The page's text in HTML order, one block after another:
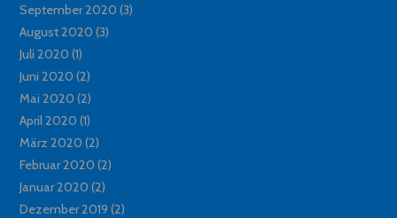
September 2020 (3)
August 2020 (3)
Juli 2020 (1)
Juni 2020 (2)
Mai 2020 (2)
April 2020 (1)
März 2020 (2)
Februar 2020 (2)
Januar 2020 (2)
Dezember 2019 (2)